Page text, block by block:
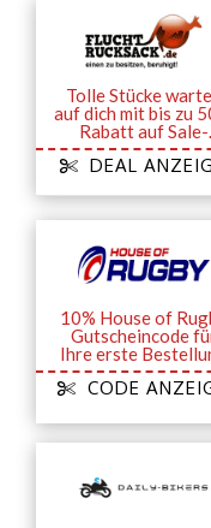
Tolle Stücke
auf dich mit bis zu
Rabatt auf Sale-
Artikel
DEAL
10% House of
Gutscheincode
Ihre erste
bei Anmeldung
Newsletter
CODE